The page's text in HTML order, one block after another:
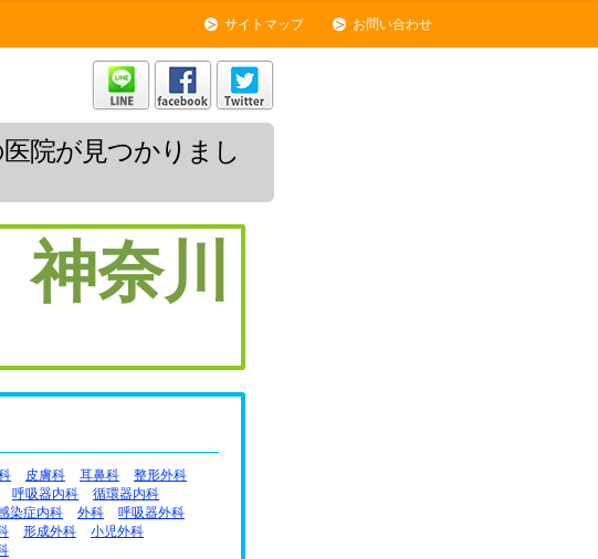
サイトマップ お問い合わせ
院が見つかりまし
神奈川
皮膚科 耳鼻科
整形外科
呼吸器内科
循環器内科
染症内科 外科
呼吸器外科
形成外科
小児外科